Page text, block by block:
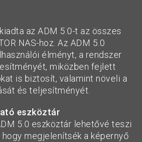
az ADM 5.0-t az összes
NAS-hoz. Az ADM 5.0
élményt, a rendszer
miközben fejlett
is biztosít, valamint növeli a
és teljesítményét.
eszköztár
5.0 eszköztár lehetővé teszi
hogy megjelenítsék a képernyő